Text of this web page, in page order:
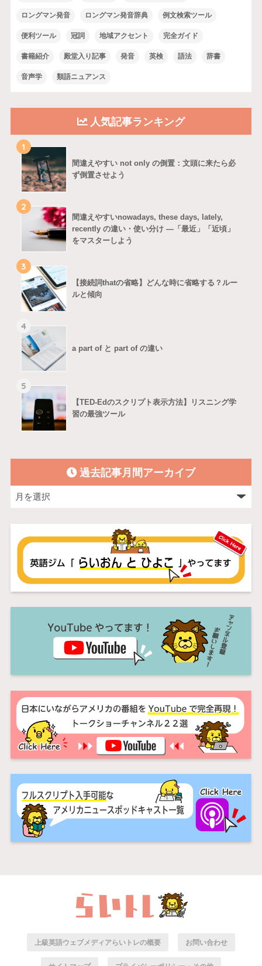
ロングマン発音 ロングマン発音辞典 例文検索ツール
便利ツール 冠詞 地域アクセント 完全ガイド
書籍紹介 殿堂入り記事 発音 英検 語法 辞書
音声学 類語ニュアンス
人気記事ランキング
1
間違えやすい not only の倒置：文頭に来たら必
ず倒置させよう
2
間違えやすいnowadays, these days, lately,
recently の違い・使い分け ―「最近」「近頃」
をマスターしよう
3
【接続詞thatの省略】どんな時に省略する？ルー
ルと傾向
4
a part of と part of の違い
5
【TED-Edのスクリプト表示方法】リスニング学
習の最強ツール
過去記事月間アーカイブ
上級英語ウェブメディアらいトレの概要 お問い合わせ